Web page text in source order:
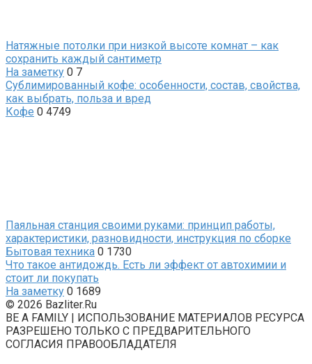
Натяжные потолки при низкой высоте комнат – как
сохранить каждый сантиметр
На заметку 0 7
Сублимированный кофе: особенности, состав, свойства,
как выбрать, польза и вред
Кофе 0 4749
Паяльная станция своими руками: принцип работы,
характеристики, разновидности, инструкция по сборке
Бытовая техника 0 1730
Что такое антидождь. Есть ли эффект от автохимии и
стоит ли покупать
На заметку 0 1689
© 2026 Bazliter.Ru
BE A FAMILY | ИСПОЛЬЗОВАНИЕ МАТЕРИАЛОВ РЕСУРСА
РАЗРЕШЕНО ТОЛЬКО С ПРЕДВАРИТЕЛЬНОГО
СОГЛАСИЯ ПРАВООБЛАДАТЕЛЯ